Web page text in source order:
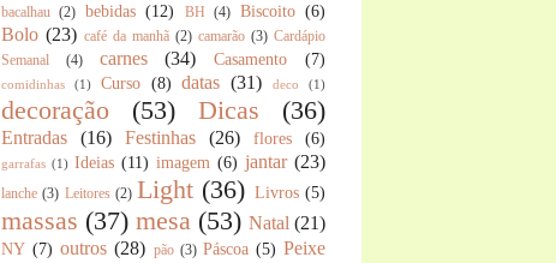
bacalhau (2) bebidas (12) BH (4) Biscoito (6)
Bolo (23) café da manhã (2) camarão (3) Cardápio
Semanal
(4) carnes (34) Casamento (7)
comidinhas (1) Curso (8) datas (31) deco (1)
decoração (53) Dicas (36)
Entradas (16) Festinhas (26) flores (6)
garrafas (1) Ideias (11) imagem (6) jantar (23)
lanche (3) Leitores (2) Light (36) Livros (5)
massas (37) mesa (53) Natal (21)
NY (7) outros (28) pão (3) Páscoa (5) Peixe